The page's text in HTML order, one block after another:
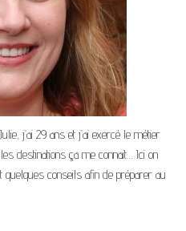
j’ai 29 ans et j’ai exercé le métier
destinations ça me connait… Ici on
conseils afin de préparer au